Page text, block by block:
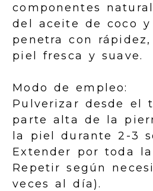
componentes
del aceite de coco
penetra con
piel fresca y suave.
Modo de empleo:
Pulverizar desde el
parte alta de la
la piel durante 2-3
Extender por toda
Repetir según
veces al día).